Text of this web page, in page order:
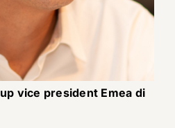
vice president Emea di